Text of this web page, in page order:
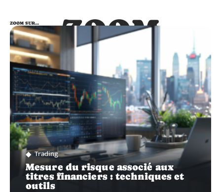
ZOOM
SUR…
ZOOM SUR…
Trading
Mesure du risque associé aux
titres financiers : techniques et
outils